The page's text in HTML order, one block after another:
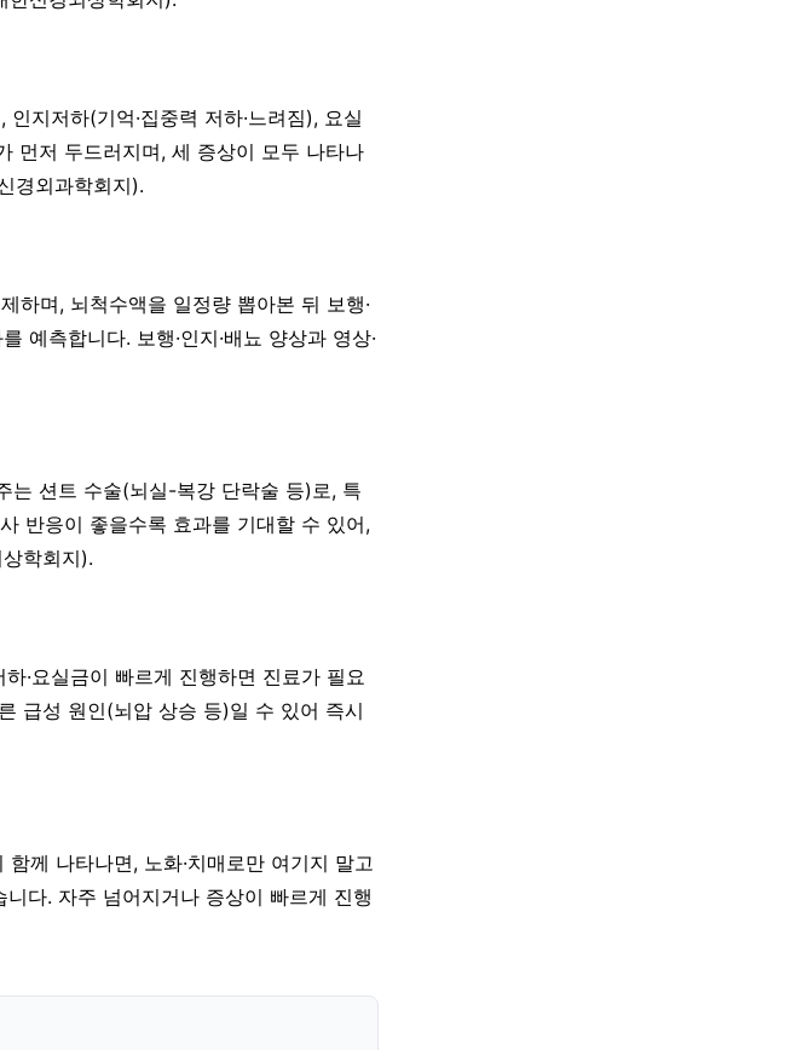
지저하(기억·집중력 저하·느려짐), 요실
먼저 두드러지며, 세 증상이 모두 나타나
경외과학회지).
하며, 뇌척수액을 일정량 뽑아본 뒤 보행·
예측합니다. 보행·인지·배뇨 양상과 영상·
는 션트 수술(뇌실-복강 단락술 등)로, 특
반응이 좋을수록 효과를 기대할 수 있어,
학회지).
·요실금이 빠르게 진행하면 진료가 필요
급성 원인(뇌압 상승 등)일 수 있어 즉시
께 나타나면, 노화·치매로만 여기지 말고
다. 자주 넘어지거나 증상이 빠르게 진행